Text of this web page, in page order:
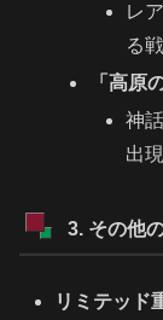
レ
る
「高原
神
出
3. その他
リミテッド